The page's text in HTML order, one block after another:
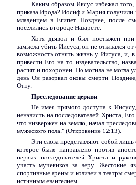
Каким образом Иисус избежал того,
приказа Ирода? Иосиф и Мария получили
младенцем в Египет. Позднее, после
поселились в городе Назарете.
Хотя дьявол и был постыжен при
замысла убить Иисуса, он не отказался
возможность отнять жизнь у Иисуса, и,
привести Его на то издевательство,
распят и похоронен. Но могила не могла
день Он разорвал оковы смерти.
Отцу.
Преследование церкви
Не имея прямого доступа к
ненависть на последователей Христа,
что низвержен на землю, начал
мужеского пола." (Откровение 12:13).
Эти слова представляют собой
которое было направлено против
первых последователей Христа и
участь мучеников за веру. Жестокие
спортивные арены и колизеи в театры
истинным евангелием.